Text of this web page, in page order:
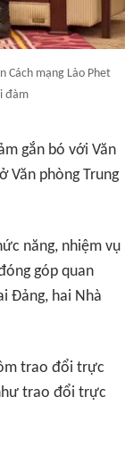
Cách mạng Lào Phet
đàm
gắn bó với Văn
Văn phòng Trung
năng, nhiệm vụ
góp quan
Đảng, hai Nhà
trao đổi trực
trao đổi trực